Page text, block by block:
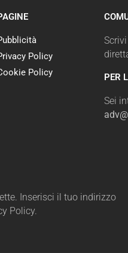
Policy
Policy
PER
Sei
Inserisci il tuo indirizzo
Policy.